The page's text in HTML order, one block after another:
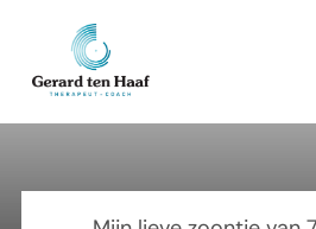
inhoud
Behandeling en therapie